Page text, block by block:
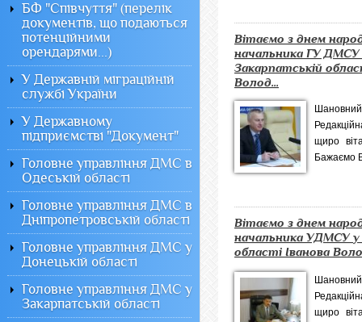
Вітаємо з днем
начальника ГУ ДМСУ
Закарпатській
Волод...
щиро
Бажаємо
Вітаємо з днем
начальника УДМСУ у
області Іванова
щиро
БФ "Співчуття" (перелік
документів, що подаються
потенційними
орендарями...)
У Державній міграційній
службі України
У Державному
підприємстві "Документ"
Головне управління ДМС в
Одеській області
Головне управління ДМС в
Дніпропетровській області
Головне управління ДМС у
Донецькій області
Головне управління ДМС у
Закарпатській області